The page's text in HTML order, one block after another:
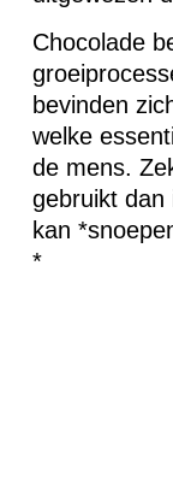
Chocolade
bevinden
welke
de mens.
gebruikt
kan
*